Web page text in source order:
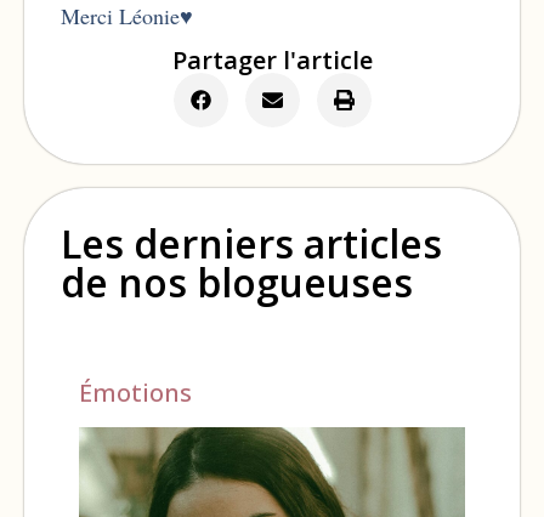
Merci Léonie♥
Partager l'article
Les derniers articles
de nos blogueuses
Émotions